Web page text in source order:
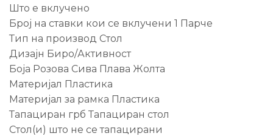
Што е вклучено
Број на ставки кои се вклучени 1 Парче
Тип на производ Стол
Дизајн Биро/Активност
Боја Розова Сива Плава Жолта
Материјал Пластика
Материјал за рамка Пластика
Тапациран грб Тапациран стол
Стол(и) што не се тапацирани